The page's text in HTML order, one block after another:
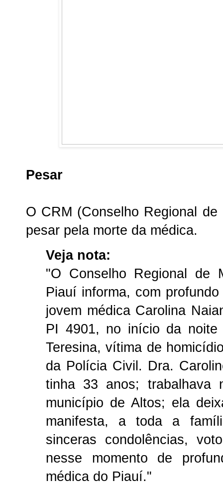
Pesar
O CRM (Conselho Regional
pesar pela morte da médica.
Veja nota:
"O Conselho Regional de
Piauí informa, com
jovem médica Carolina
PI 4901, no início da noite
Teresina, vítima de
da Polícia Civil. Dra.
tinha 33 anos;
município de Altos; ela
manifesta, a toda a
sinceras condolências,
nesse momento de
médica do Piauí."